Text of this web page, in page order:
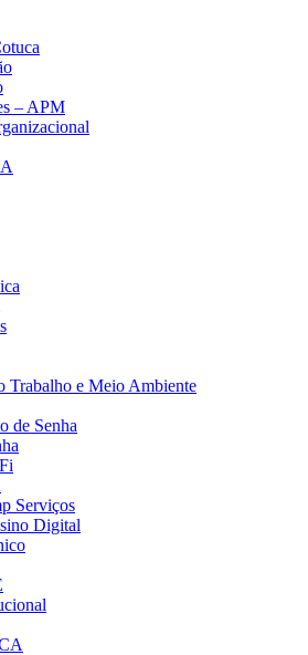
– APM
Trabalho e Meio Ambiente
de Senha
Serviços
Digital